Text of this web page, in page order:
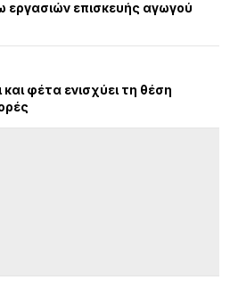
εργασιών επισκευής αγωγού
φέτα ενισχύει τη θέση